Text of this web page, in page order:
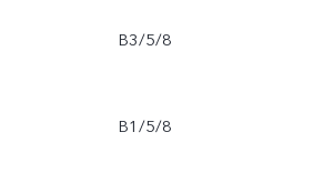
B3/5/8
B1/5/8